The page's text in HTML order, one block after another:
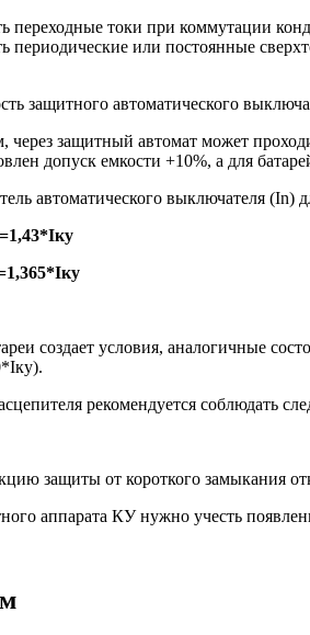
переходные токи при коммутации
периодические или постоянные
защитного автоматического
через защитный автомат может
допуск емкости +10%, а для
автоматического выключателя
Iку
Iку
создает условия, аналогичные
рекомендуется соблюдать
защиты от короткого замыкания
аппарата КУ нужно учесть